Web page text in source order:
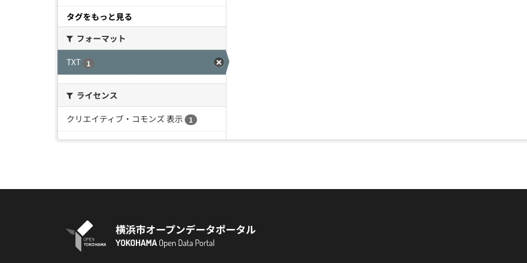
タグをもっと見る
フォーマット
TXT
1
ライセンス
クリエイティブ・コモンズ 表示
1